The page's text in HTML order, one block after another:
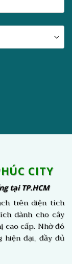
CITY
tại TP.HCM
trên diện tích
dành cho cây
cao cấp. Nhờ đó
hiện đại, đầy đủ